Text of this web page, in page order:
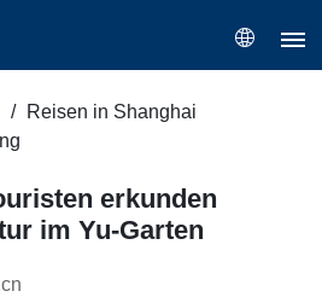
Reisen in Shanghai
erkunden
im Yu-Garten